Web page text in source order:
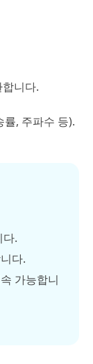
니다.
, 주파수 등).
다.
다.
가능합니